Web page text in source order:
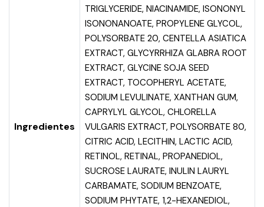
Ingredientes
TRIGLYCERIDE, NIACINAMIDE, ISONONYL
ISONONANOATE, PROPYLENE GLYCOL,
POLYSORBATE 20, CENTELLA ASIATICA
EXTRACT, GLYCYRRHIZA GLABRA ROOT
EXTRACT, GLYCINE SOJA SEED
EXTRACT, TOCOPHERYL ACETATE,
SODIUM LEVULINATE, XANTHAN GUM,
CAPRYLYL GLYCOL, CHLORELLA
VULGARIS EXTRACT, POLYSORBATE 80,
CITRIC ACID, LECITHIN, LACTIC ACID,
RETINOL, RETINAL, PROPANEDIOL,
SUCROSE LAURATE, INULIN LAURYL
CARBAMATE, SODIUM BENZOATE,
SODIUM PHYTATE, 1,2-HEXANEDIOL,